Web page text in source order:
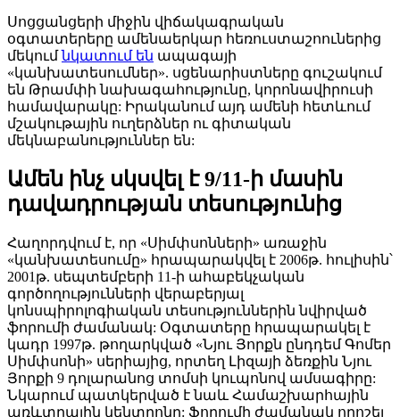
Սոցցանցերի միջին վիճակագրական
օգտատերերը ամենաերկար հեռուստաշոուներից
մեկումնկատում են ապագայի
«կանխատեսումներ». սցենարիստները գուշակում
են Թրամփի նախագահությունը, կորոնավիրուսի
համավարակը: Իրականում այդ ամենի հետևում
մշակութային ուղերձներ ու գիտական
մեկնաբանություններ են:
Ամեն ինչ սկսվել է 9/11-ի մասին
դավադրության տեսությունից
Հաղորդվում է, որ «Սիմփսոնների» առաջին
«կանխատեսումը» հրապարակվել է 2006թ. հուլիսին՝
2001թ. սեպտեմբերի 11-ի ահաբեկչական
գործողությունների վերաբերյալ
կոնսպիրոլոգիական տեսություններին նվիրված
ֆորումի ժամանակ: Օգտատերը հրապարակել է
կադր 1997թ. թողարկված «Նյու Յորքն ընդդեմ Գոմեր
Սիմփսոնի» սերիայից, որտեղ Լիզայի ձեռքին Նյու
Յորքի 9 դոլարանոց տոմսի կուպոնով ամսագիրը:
Նկարում պատկերված է նաև Համաշխարհային
առևտրային կենտրոնը: Ֆորումի ժամանակ որոշել